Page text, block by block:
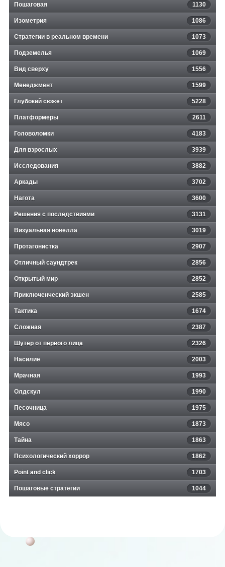
Пошаговая 1130
Изометрия 1086
Стратегии в реальном времени 1073
Подземелья 1069
Вид сверху 1556
Менеджмент 1599
Глубокий сюжет 5228
Платформеры 2611
Головоломки 4183
Для взрослых 3939
Исследования 3882
Аркады 3702
Нагота 3600
Решения с последствиями 3131
Визуальная новелла 3019
Протагонистка 2907
Отличный саундтрек 2856
Открытый мир 2852
Приключенческий экшен 2585
Тактика 1674
Сложная 2387
Шутер от первого лица 2326
Насилие 2003
Мрачная 1993
Олдскул 1990
Песочница 1975
Мясо 1873
Тайна 1863
Психологический хоррор 1862
Point and click 1703
Пошаговые стратегии 1044